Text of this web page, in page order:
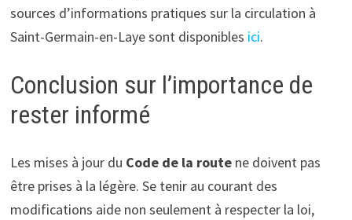
sources d’informations pratiques sur la circulation à
Saint-Germain-en-Laye sont disponibles ici.
Conclusion sur l’importance de
rester informé
Les mises à jour du Code de la routene doivent pas
être prises à la légère. Se tenir au courant des
modifications aide non seulement à respecter la loi,